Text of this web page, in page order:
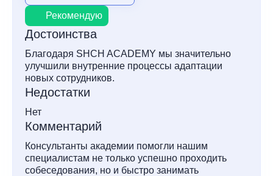
Рекомендую
Достоинства
Благодаря SHCH ACADEMY мы значительно
улучшили внутренние процессы адаптации
новых сотрудников.
Недостатки
Нет
Комментарий
Консультанты академии помогли нашим
специалистам не только успешно проходить
собеседования, но и быстро занимать